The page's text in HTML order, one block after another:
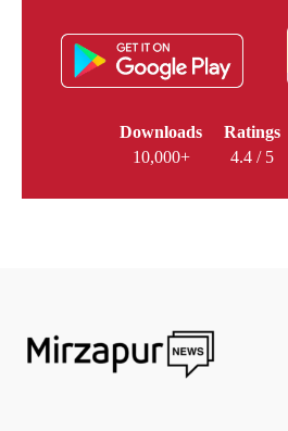
Downloads
10,000+
Ratings
4.4 / 5